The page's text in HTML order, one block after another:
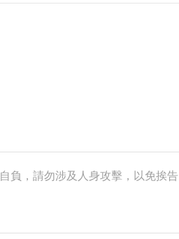
負，請勿涉及人身攻擊，以免挨告